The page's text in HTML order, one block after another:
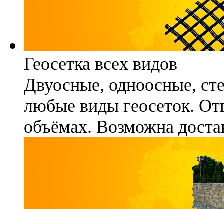
Геосетка всех видов
Двуосные, одноосные,
любые виды геосеток.
объёмах. Возможна